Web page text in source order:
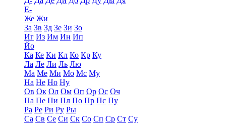
Е-
Же Жи
За Зв Зд Зе Зи Зо
Иг Из Им Ин Ип
Йо
Ка Ке Ки Кл Ко Кр Ку
Ла Ле Ли Ль Лю
Ма Ме Ми Мо Мс Му
На Не Но Ну
Ов Ок Ол Ом Оп Ор Ос Оч
Па Пе Пи Пл По Пр Пс Пу
Ра Ре Ри Ру Ры
Са Св Се Си Ск Со Сп Ср Ст Су